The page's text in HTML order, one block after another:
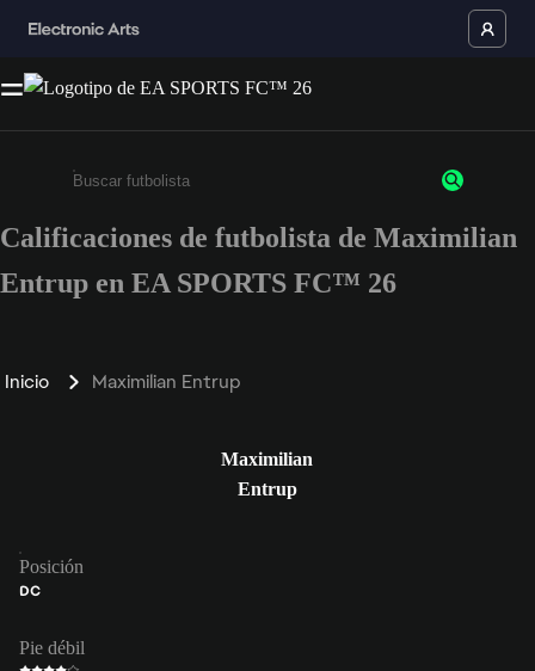
Ingresa un mínimo de 3 caracteres o números
Calificaciones de futbolista de Maximilian
Entrup en EA SPORTS FC™ 26
Inicio Maximilian Entrup
Maximilian
Entrup
Posición
DC
Pie débil